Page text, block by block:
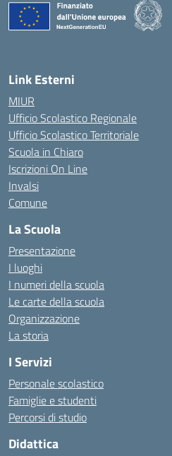
Link Esterni
MIUR
Ufficio Scolastico Regionale
Ufficio Scolastico Territoriale
Scuola in Chiaro
Iscrizioni On Line
Invalsi
Comune
La Scuola
Presentazione
I luoghi
I numeri della scuola
Le carte della scuola
Organizzazione
La storia
I Servizi
Personale scolastico
Famiglie e studenti
Percorsi di studio
Didattica